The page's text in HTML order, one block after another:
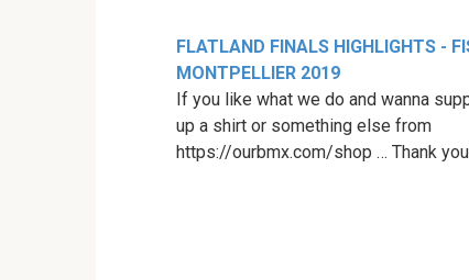
FLATLAND FINALS HIGHLIGHTS -
MONTPELLIER 2019
If you like what we do and wanna
up a shirt or something else from
https://ourbmx.com/shop … Thank